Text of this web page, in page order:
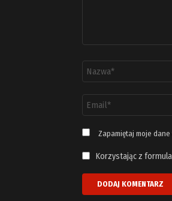
email
*
Zapamiętaj moje
Korzystając z